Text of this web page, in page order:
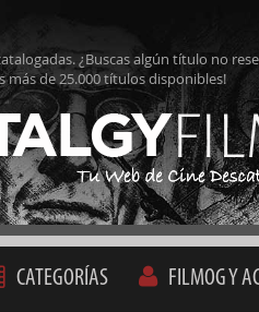
¿Buscas algún título no
más de 25.000 títulos disponibles!
CATEGORÍAS FILMOG Y